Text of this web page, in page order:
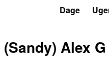
Dage
(Sandy) Alex G